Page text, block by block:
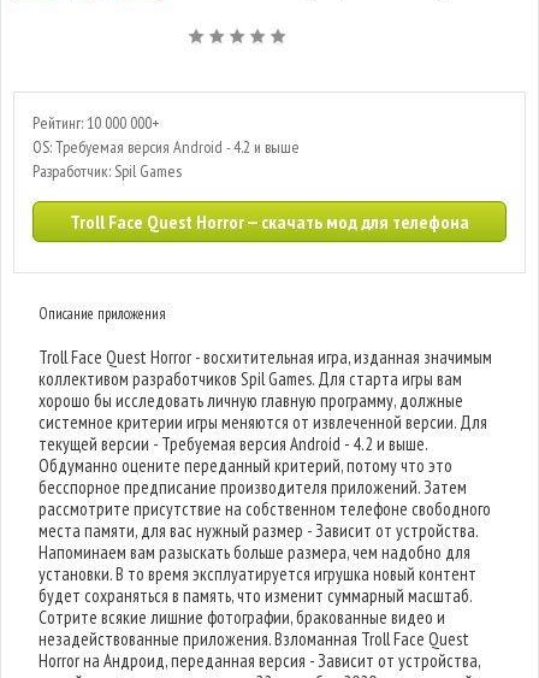
Рейтинг: 10 000 000+
OS: Требуемая версия Android - 4.2 и выше
Разработчик: Spil Games
Troll Face Quest Horror — скачать мод для телефона
Описание приложения
Troll Face Quest Horror - восхитительная игра, изданная значимым
коллективом разработчиков Spil Games. Для старта игры вам
хорошо бы исследовать личную главную программу, должные
системное критерии игры меняются от извлеченной версии. Для
текущей версии - Требуемая версия Android - 4.2 и выше.
Обдуманно оцените переданный критерий, потому что это
бесспорное предписание производителя приложений. Затем
рассмотрите присутствие на собственном телефоне свободного
места памяти, для вас нужный размер - Зависит от устройства.
Напоминаем вам разыскать больше размера, чем надобно для
установки. В то время эксплуатируется игрушка новый контент
будет сохраняться в память, что изменит суммарный масштаб.
Сотрите всякие лишние фотографии, бракованные видео и
незадействованные приложения. Взломанная Troll Face Quest
Horror на Андроид, переданная версия - Зависит от устройства,